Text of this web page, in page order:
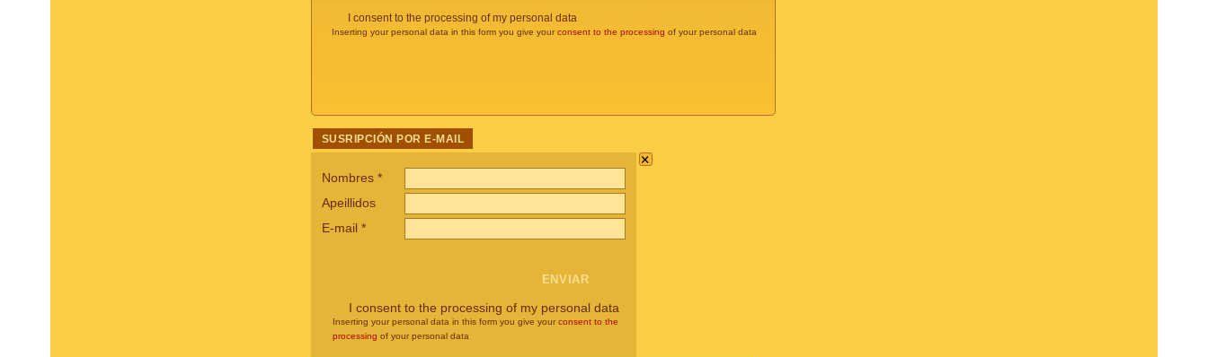
I consent to the processing of my personal data
Inserting your personal data in this form you give your consent to the processing of your personal data
SUSRIPCIÓN POR E-MAIL
×
Nombres *
Apeillidos
E-mail *
I consent to the processing of my personal data
Inserting your personal data in this form you give your consent to the
processing of your personal data